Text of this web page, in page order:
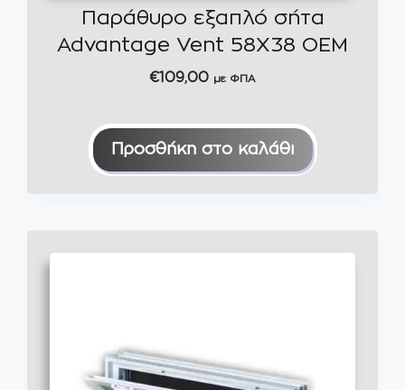
Παράθυρο εξαπλό σήτα
Advantage Vent 58X38 OEM
€109,00 με ΦΠΑ
Προσθήκη στο καλάθι